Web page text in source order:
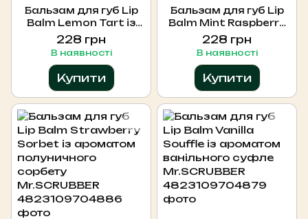
Бальзам для губ Lip
Balm Lemon Tart із
ароматом лимонного
тарту Mr.SCRUBBER
228 грн
В наявності
Купити
Бальзам для губ Lip
Balm Mint Raspberry
Eclair із ароматом
м’ятно-малинового
228 грн
В наявності
Купити